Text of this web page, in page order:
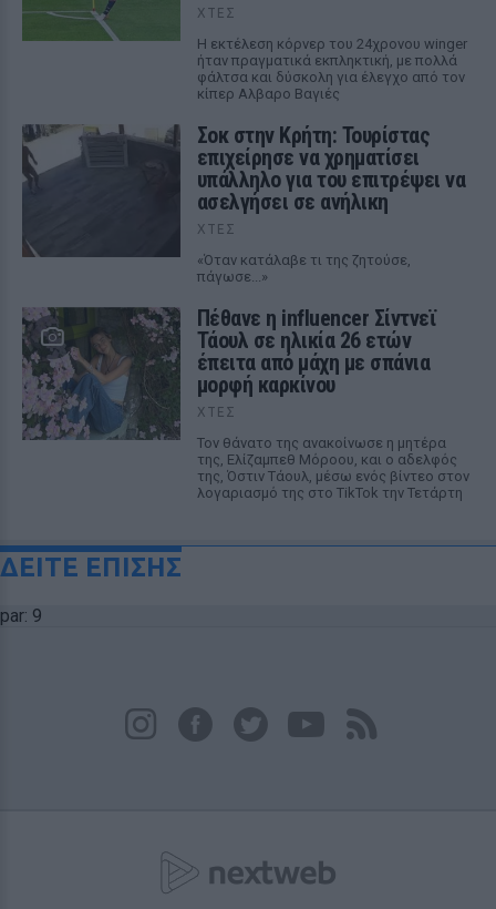
ΧΤΕΣ
Η εκτέλεση κόρνερ του 24χρονου winger
ήταν πραγματικά εκπληκτική, με πολλά
φάλτσα και δύσκολη για έλεγχο από τον
κίπερ Αλβαρο Βαγιές
Σοκ στην Κρήτη: Τουρίστας
επιχείρησε να χρηματίσει
υπάλληλο για του επιτρέψει να
ασελγήσει σε ανήλικη
ΧΤΕΣ
«Όταν κατάλαβε τι της ζητούσε,
πάγωσε...»
Πέθανε η influencer Σίντνεϊ
Τάουλ σε ηλικία 26 ετών
έπειτα από μάχη με σπάνια
μορφή καρκίνου
ΧΤΕΣ
Τον θάνατο της ανακοίνωσε η μητέρα
της, Ελίζαμπεθ Μόροου, και ο αδελφός
της, Όστιν Τάουλ, μέσω ενός βίντεο στον
λογαριασμό της στο TikTok την Τετάρτη
ΔΕΙΤΕ ΕΠΙΣΗΣ
par: 9